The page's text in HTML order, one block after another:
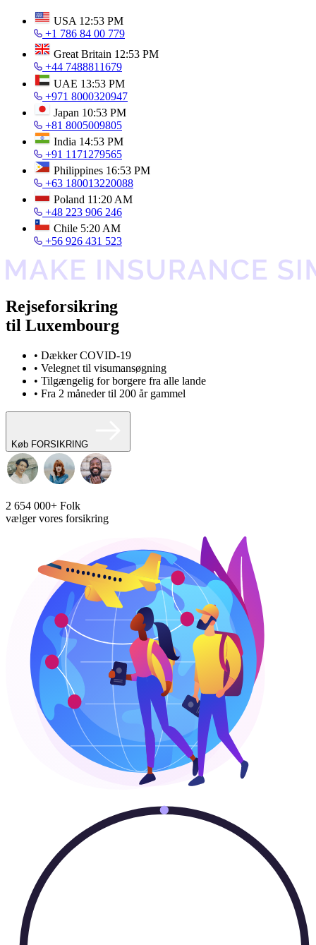
USA 12:53 PM
+1 786 84 00 779
Great Britain 12:53 PM
+44 7488811679
UAE 13:53 PM
+971 8000320947
Japan 10:53 PM
+81 8005009805
India 14:53 PM
+91 1171279565
Philippines 16:53 PM
+63 180013220088
Poland 11:20 AM
+48 223 906 246
Chile 5:20 AM
+56 926 431 523
Rejseforsikring
til Luxembourg
• Dækker COVID-19
• Velegnet til visumansøgning
• Tilgængelig for borgere fra alle lande
• Fra 2 måneder til 200 år gammel
Køb FORSIKRING
2 654 000+ Folk
vælger vores forsikring